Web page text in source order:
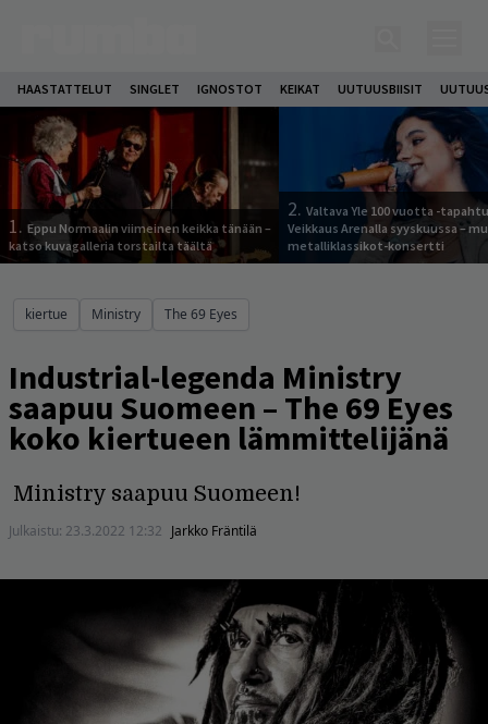
HAASTATTELUT SINGLET IGNOSTOT KEIKAT UUTUUSBIISIT
1. Eppu Normaalin viimeinen keikka tänään –
katso kuvagalleria torstailta täältä
2. Valtava Yle 100 vuotta -
Veikkaus Arenalla syyskuussa –
metalliklassikot-konsertti
kiertue Ministry The 69 Eyes
Industrial-legenda Ministry
saapuu Suomeen – The 69 Eyes
koko kiertueen lämmittelijänä
Ministry saapuu Suomeen!
Julkaistu: 23.3.2022 12:32 Jarkko Fräntilä